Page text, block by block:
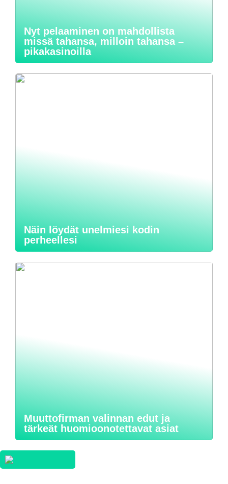
Nyt pelaaminen on mahdollista
missä tahansa, milloin tahansa –
pikakasinoilla
Näin löydät unelmiesi kodin
perheellesi
Muuttofirman valinnan edut ja
tärkeät huomioonotettavat asiat